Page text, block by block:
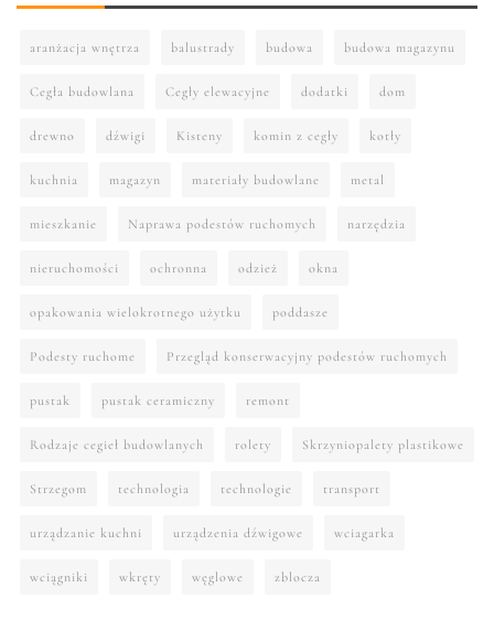
aranżacja wnętrza balustrady budowa budowa magazynu
Cegła budowlana Cegły elewacyjne dodatki dom
drewno dźwigi Kisteny komin z cegły kotły
kuchnia magazyn materiały budowlane metal
mieszkanie Naprawa podestów ruchomych narzędzia
nieruchomości ochronna odzież okna
opakowania wielokrotnego użytku poddasze
Podesty ruchome Przegląd konserwacyjny podestów ruchomych
pustak pustak ceramiczny remont
Rodzaje cegieł budowlanych rolety Skrzyniopalety plastikowe
Strzegom technologia technologie transport
urządzanie kuchni urządzenia dźwigowe wciagarka
wciągniki wkręty węglowe zblocza